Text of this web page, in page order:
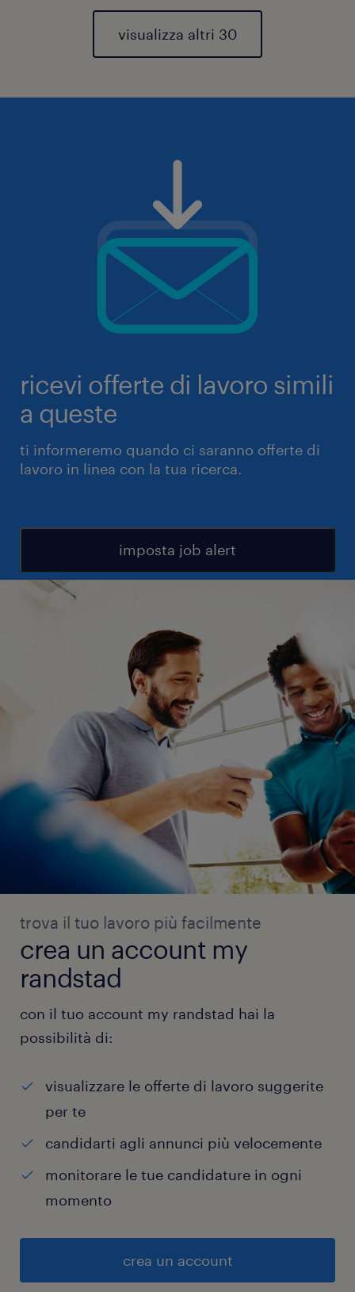
visualizza altri 30
ricevi offerte di lavoro simili
a queste
ti informeremo quando ci saranno offerte di
lavoro in linea con la tua ricerca.
imposta job alert
trova il tuo lavoro più facilmente
crea un account my
randstad
con il tuo account my randstad hai la
possibilità di:
visualizzare le offerte di lavoro suggerite
per te
candidarti agli annunci più velocemente
monitorare le tue candidature in ogni
momento
crea un account